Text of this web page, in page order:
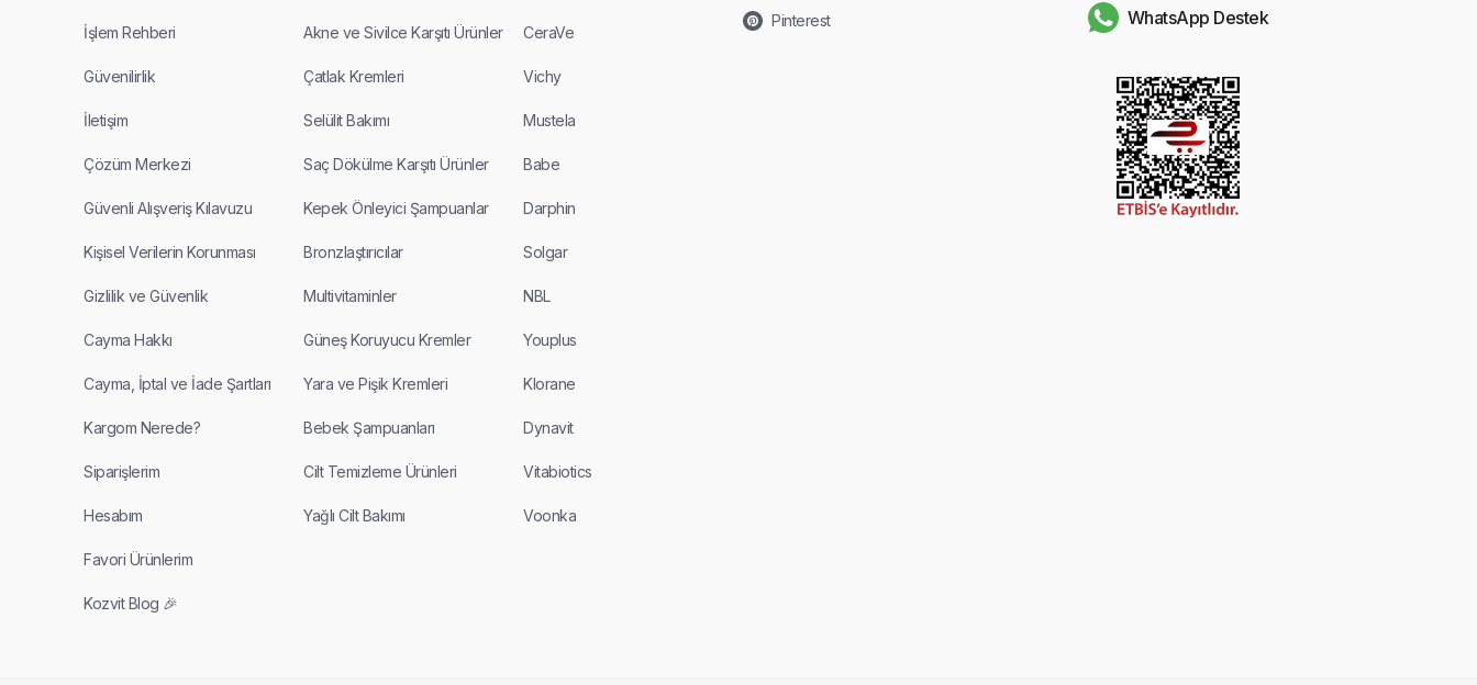
İşlem Rehberi
Güvenilirlik
İletişim
Çözüm Merkezi
Güvenli Alışveriş Kılavuzu
Kişisel Verilerin Korunması
Gizlilik ve Güvenlik
Cayma Hakkı
Cayma, İptal ve İade Şartları
Kargom Nerede?
Siparişlerim
Hesabım
Favori Ürünlerim
Kozvit Blog 🎉
Akne ve Sivilce Karşıtı Ürünler
Çatlak Kremleri
Selülit Bakımı
Saç Dökülme Karşıtı Ürünler
Kepek Önleyici Şampuanlar
Bronzlaştırıcılar
Multivitaminler
Güneş Koruyucu Kremler
Yara ve Pişik Kremleri
Bebek Şampuanları
Cilt Temizleme Ürünleri
Yağlı Cilt Bakımı
CeraVe
Vichy
Mustela
Babe
Darphin
Solgar
NBL
Youplus
Klorane
Dynavit
Vitabiotics
Voonka
Pinterest WhatsApp Destek